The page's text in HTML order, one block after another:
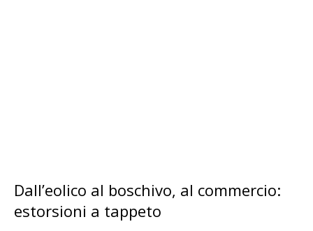
Dall’eolico al boschivo, al commercio:
estorsioni a tappeto